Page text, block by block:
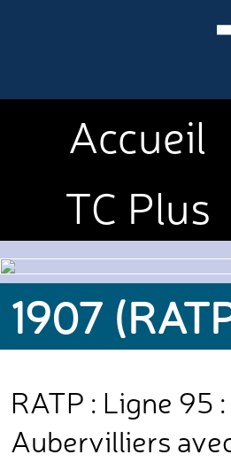
Accueil
TC Plus
1907
RATP : Ligne 95
Aubervilliers